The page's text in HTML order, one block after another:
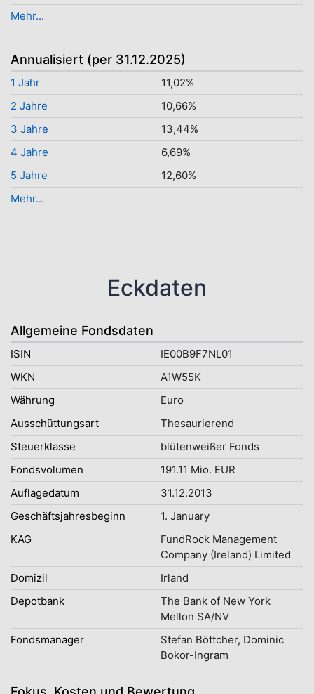
Mehr...
Annualisiert (per 31.12.2025)
1 Jahr
11,02%
2 Jahre
10,66%
3 Jahre
13,44%
4 Jahre
6,69%
5 Jahre
12,60%
Mehr...
Eckdaten
Allgemeine Fondsdaten
ISIN
IE00B9F7NL01
WKN
A1W55K
Währung
Euro
Ausschüttungsart
Thesaurierend
Steuerklasse
blütenweißer Fonds
Fondsvolumen
191.11 Mio. EUR
Auflagedatum
31.12.2013
Geschäftsjahresbeginn
1. January
KAG
FundRock Management
Company (Ireland) Limited
Domizil
Irland
Depotbank
The Bank of New York
Mellon SA/NV
Fondsmanager
Stefan Böttcher, Dominic
Bokor-Ingram